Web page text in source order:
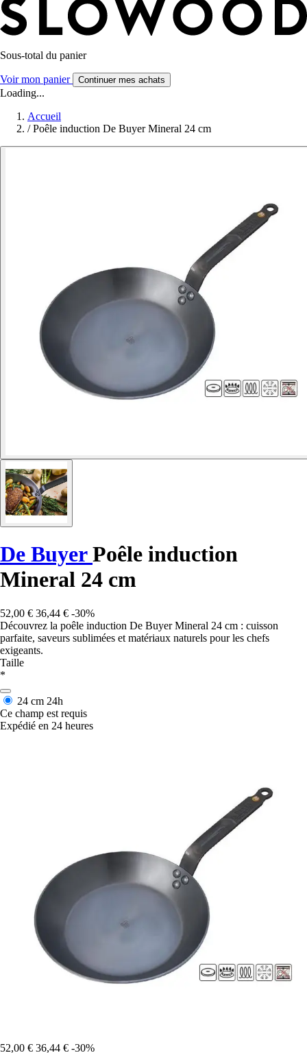
Sous-total du panier
Voir mon panier Continuer mes achats
Loading...
Accueil
/ Poêle induction De Buyer Mineral 24 cm
De BuyerPoêle induction
Mineral 24 cm
52,00 € 36,44 € -30%
Découvrez la poêle induction De Buyer Mineral 24 cm : cuisson
parfaite, saveurs sublimées et matériaux naturels pour les chefs
exigeants.
Taille
*
24 cm 24h
Ce champ est requis
Expédié en 24 heures
52,00 € 36,44 € -30%